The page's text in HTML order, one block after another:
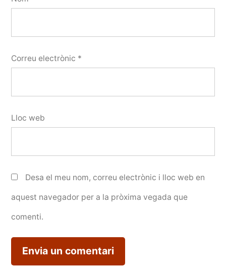
Correu electrònic *
Lloc web
Desa el meu nom, correu electrònic i lloc web en
aquest navegador per a la pròxima vegada que
comenti.